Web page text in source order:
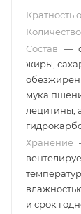
Кратность
Состав —
жиры,
мука
лецитины,
Хранение
и срок